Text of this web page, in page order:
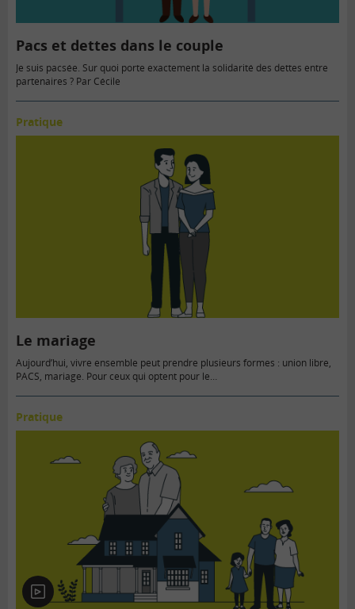
Pacs et dettes dans le couple
Je suis pacsée. Sur quoi porte exactement la solidarité des dettes entre
partenaires ? Par Cécile
Pratique
Le mariage
Aujourd’hui, vivre ensemble peut prendre plusieurs formes : union libre,
PACS, mariage. Pour ceux qui optent pour le…
Pratique
En